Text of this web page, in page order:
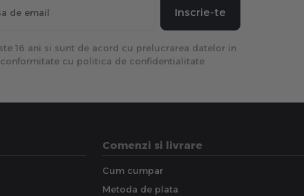
Inscrie-te
16 ani si sunt de acord cu prelucrarea datelor in
conformitate cu politica de confidentialitate
Comenzi si livrare
Cum cumpar
Metoda de plata